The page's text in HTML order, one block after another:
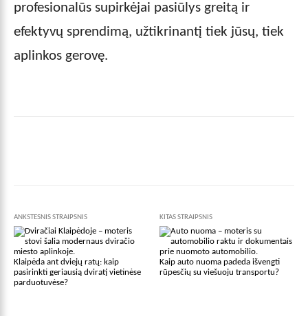
profesionalūs supirkėjai pasiūlys greitą ir
efektyvų sprendimą, užtikrinantį tiek jūsų, tiek
aplinkos gerovę.
ANKSTESNIS STRAIPSNIS
Klaipėda ant dviejų ratų: kaip
pasirinkti geriausią dviratį vietinėse
parduotuvėse?
KITAS STRAIPSNIS
Kaip auto nuoma padeda išvengti
rūpesčių su viešuoju transportu?